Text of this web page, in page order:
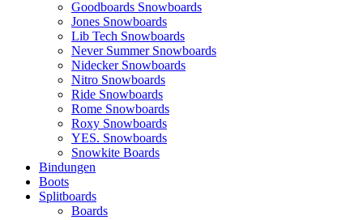
Goodboards Snowboards
Jones Snowboards
Lib Tech Snowboards
Never Summer Snowboards
Nidecker Snowboards
Nitro Snowboards
Ride Snowboards
Rome Snowboards
Roxy Snowboards
YES. Snowboards
Snowkite Boards
Bindungen
Boots
Splitboards
Boards